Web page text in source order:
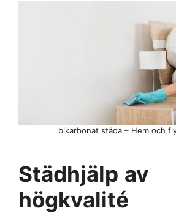
Städhjälp av
högkvalité
bikarbonat städa – Hem och